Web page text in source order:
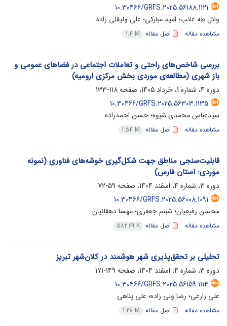
10.30466/GRFS.2025.56188.1121
وائل طه غائب؛ امید مبارکی؛ علی ولیقلی زاده
مشاهده مقاله اصل مقاله 1.4 M
بررسی شاخص‌های راحتی و تعاملات اجتماعی در فضاهای عمومی و
باز شهری (مطالعه‌ی موردی بخش مرکزی ارومیه)
دوره 4، شماره 1، خرداد 1405، صفحه
118-133
10.30466/GRFS.2025.56303.1135
سیدعباس محمدی شیوه؛ حسن احمدزاده
مشاهده مقاله اصل مقاله 1.54 M
قابلیت‌سنجی مناطق جهت شکل‌گیری خوشه‌های فناوری (نمونه
موردی: استان فارس)
دوره 3، شماره 4، اسفند 1404، صفحه
59-72
10.30466/GRFS.2025.56008.1091
محسن رفیعیان؛ شبنم جعفری؛ مهسا دهقانیان
مشاهده مقاله اصل مقاله 582.69 K
تحلیلی بر تحقق‌پذیری شهر هوشمند در کلان‌شهر تبریز
دوره 3، شماره 4، اسفند 1404، صفحه
149-171
10.30466/GRFS.2025.56159.1114
علی زارعی؛ رضا ولی زاده؛ علی پناهی
مشاهده مقاله اصل مقاله 1.28 M